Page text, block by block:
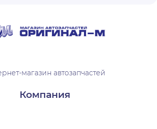
магазин автозапчастей
Компания